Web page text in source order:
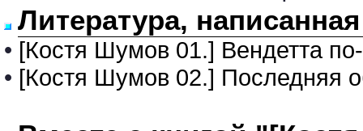
Литература,
• [Костя Шумов 01.] Вендетта
• [Костя Шумов 02.] Последняя